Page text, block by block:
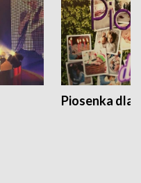
Piosenka dla